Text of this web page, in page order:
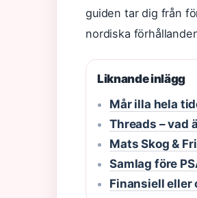
guiden tar dig från
nordiska
Liknande inlägg
Mår illa hela
Threads – vad
Mats Skog &
Samlag före
Finansiell eller